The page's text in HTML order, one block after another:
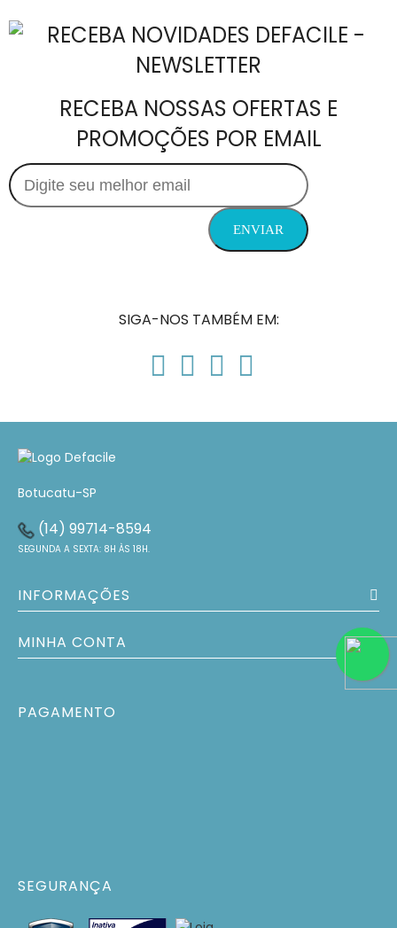
RECEBA NOSSAS OFERTAS E
PROMOÇÕES POR EMAIL
SIGA-NOS TAMBÉM EM:
Botucatu-SP
(14) 99714-8594
SEGUNDA A SEXTA: 8H ÀS 18H.
INFORMAÇÕES
MINHA CONTA
PAGAMENTO
SEGURANÇA